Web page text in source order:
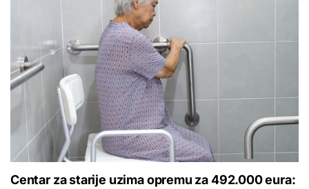
Centar za starije uzima opremu za 492.000 eura: